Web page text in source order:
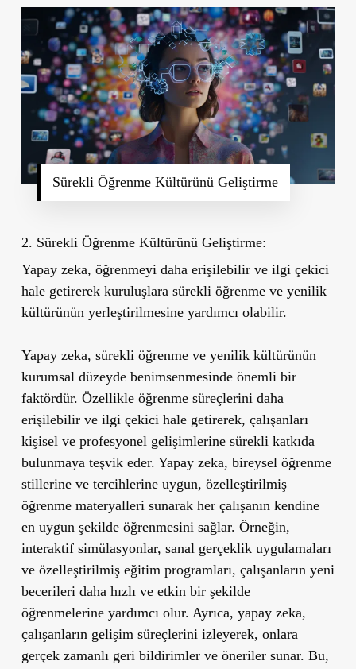
Sürekli Öğrenme Kültürünü Geliştirme
2. Sürekli Öğrenme Kültürünü Geliştirme:
Yapay zeka, öğrenmeyi daha erişilebilir ve ilgi çekici
hale getirerek kuruluşlara sürekli öğrenme ve yenilik
kültürünün yerleştirilmesine yardımcı olabilir.
Yapay zeka, sürekli öğrenme ve yenilik kültürünün
kurumsal düzeyde benimsenmesinde önemli bir
faktördür. Özellikle öğrenme süreçlerini daha
erişilebilir ve ilgi çekici hale getirerek, çalışanları
kişisel ve profesyonel gelişimlerine sürekli katkıda
bulunmaya teşvik eder. Yapay zeka, bireysel öğrenme
stillerine ve tercihlerine uygun, özelleştirilmiş
öğrenme materyalleri sunarak her çalışanın kendine
en uygun şekilde öğrenmesini sağlar. Örneğin,
interaktif simülasyonlar, sanal gerçeklik uygulamaları
ve özelleştirilmiş eğitim programları, çalışanların yeni
becerileri daha hızlı ve etkin bir şekilde
öğrenmelerine yardımcı olur. Ayrıca, yapay zeka,
çalışanların gelişim süreçlerini izleyerek, onlara
gerçek zamanlı geri bildirimler ve öneriler sunar. Bu,